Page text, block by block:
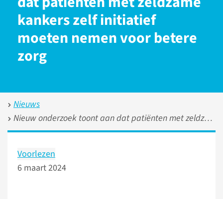
kankers zelf initiatief
moeten nemen voor betere
zorg
Nieuws
Nieuw onderzoek toont aan dat patiënten met zeldzame kankers zelf initiatief moeten nemen voor betere zorg
Voorlezen
6 maart 2024